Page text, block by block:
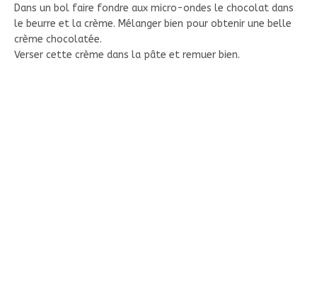
Dans un bol faire fondre aux micro-ondes le chocolat dans
le beurre et la crème. Mélanger bien pour obtenir une belle
crème chocolatée.
Verser cette crème dans la pâte et remuer bien.